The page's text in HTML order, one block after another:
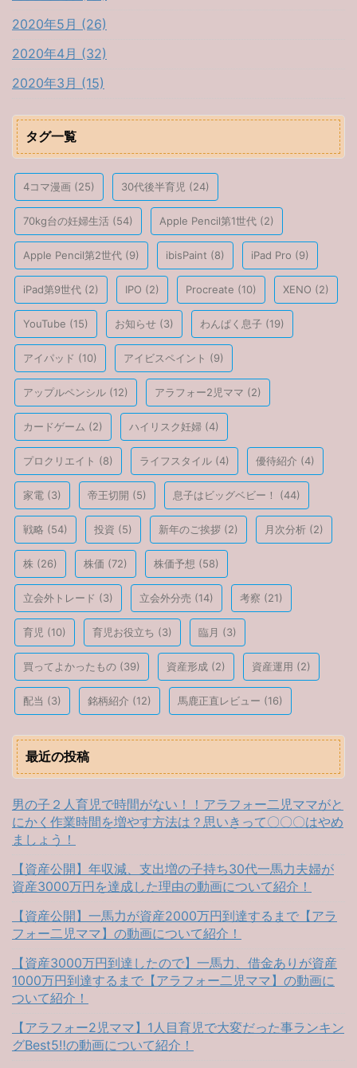
2020年5月 (26)
2020年4月 (32)
2020年3月 (15)
タグ一覧
4コマ漫画 (25) 30代後半育児 (24)
70kg台の妊婦生活 (54) Apple Pencil第1世代 (2)
Apple Pencil第2世代 (9) ibisPaint (8) iPad Pro (9)
iPad第9世代 (2) IPO (2) Procreate (10) XENO (2)
YouTube (15) お知らせ (3) わんぱく息子 (19)
アイパッド (10) アイビスペイント (9)
アップルペンシル (12) アラフォー2児ママ (2)
カードゲーム (2) ハイリスク妊婦 (4)
プロクリエイト (8) ライフスタイル (4) 優待紹介 (4)
家電 (3) 帝王切開 (5) 息子はビッグベビー！ (44)
戦略 (54) 投資 (5) 新年のご挨拶 (2) 月次分析 (2)
株 (26) 株価 (72) 株価予想 (58)
立会外トレード (3) 立会外分売 (14) 考察 (21)
育児 (10) 育児お役立ち (3) 臨月 (3)
買ってよかったもの (39) 資産形成 (2) 資産運用 (2)
配当 (3) 銘柄紹介 (12) 馬鹿正直レビュー (16)
最近の投稿
男の子２人育児で時間がない！！アラフォー二児ママがと
にかく作業時間を増やす方法は？思いきって〇〇〇はやめ
ましょう！
【資産公開】年収減、支出増の子持ち30代一馬力夫婦が
資産3000万円を達成した理由の動画について紹介！
【資産公開】一馬力が資産2000万円到達するまで【アラ
フォー二児ママ】の動画について紹介！
【資産3000万円到達したので】一馬力、借金ありが資産
1000万円到達するまで【アラフォー二児ママ】の動画に
ついて紹介！
【アラフォー2児ママ】1人目育児で大変だった事ランキン
グBest5‼︎の動画について紹介！